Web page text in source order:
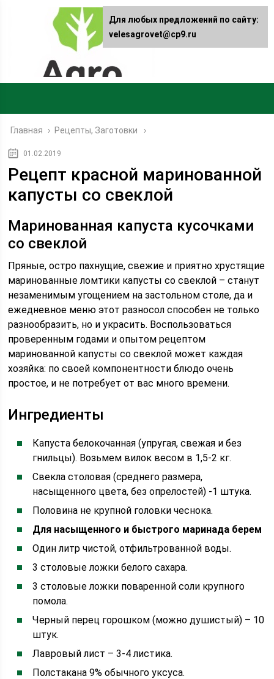
Главная › Рецепты, Заготовки
01.02.2019
Рецепт красной маринованной
капусты со свеклой
Маринованная капуста кусочками
со свеклой
Пряные, остро пахнущие, свежие и приятно хрустящие
маринованные ломтики капусты со свеклой – станут
незаменимым угощением на застольном столе, да и
ежедневное меню этот разносол способен не только
разнообразить, но и украсить. Воспользоваться
проверенным годами и опытом рецептом
маринованной капусты со свеклой может каждая
хозяйка: по своей компонентности блюдо очень
простое, и не потребует от вас много времени.
Ингредиенты
Капуста белокочанная (упругая, свежая и без
гнильцы). Возьмем вилок весом в 1,5-2 кг.
Свекла столовая (среднего размера,
насыщенного цвета, без опрелостей) -1 штука.
Половина не крупной головки чеснока.
Для насыщенного и быстрого маринада берем
Один литр чистой, отфильтрованной воды.
3 столовые ложки белого сахара.
3 столовые ложки поваренной соли крупного
помола.
Черный перец горошком (можно душистый) – 10
штук.
Лавровый лист – 3-4 листика.
Полстакана 9% обычного уксуса.
Для любых предложений по сайту:
velesagrovet@cp9.ru